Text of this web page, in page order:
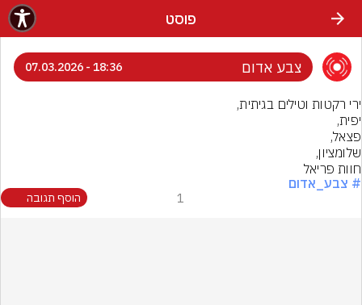
פוסט
צבע אדום 18:36 - 07.03.2026
חוות פריאל
# צבע_אדום
1 הוסף תגובה